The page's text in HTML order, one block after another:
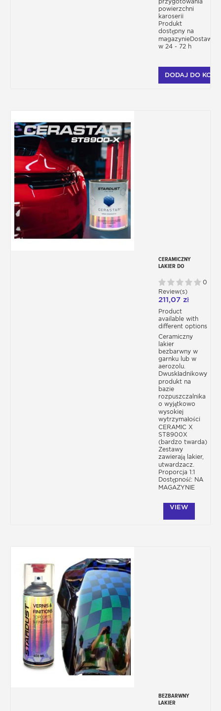
powierzchni
karoserii
Produkt
dostępny na
magazynieDostawa
w 24 - 72 h
DODAJ DO
CERAMICZNY
LAKIER DO
CERASTAR X
ST8900X
0
Review(s)
211,07 zł
Product
available with
different options
Ceramiczny
lakier
bezbarwny w
garnku lub w
aerozolu.
Dwuskładnikowy
produkt na
bazie
rozpuszczalnika
o wyjątkowo
wysokiej
wytrzymałości
CERAMIC X
ST8900X
(bardzo twarda)
Zestawy
zawierają lakier,
utwardzacz.
Proporcja 1:1
Dostępność: NA
MAGAZYNIE
VIEW
BEZBARWNY
LAKIER